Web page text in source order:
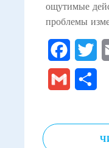
ощутимые
проблемы
Gmail